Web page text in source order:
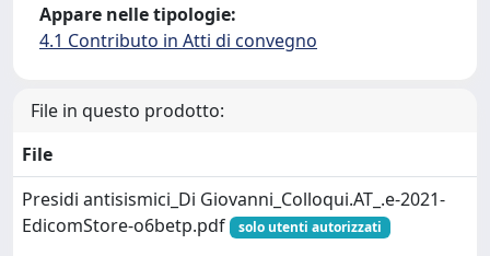
Appare nelle tipologie:
4.1 Contributo in Atti di convegno
File in questo prodotto:
File
Presidi antisismici_Di Giovanni_Colloqui.AT_.e-2021-
EdicomStore-o6betp.pdf
solo utenti autorizzati